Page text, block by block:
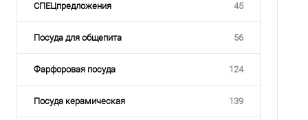
СПЕЦпредложения 45
Посуда для общепита 56
Фарфоровая посуда 124
Посуда керамическая 139